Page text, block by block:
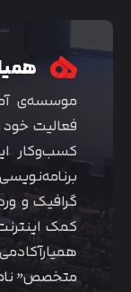
فعالیت خود
کسب‌و‌کار
گرافیک و
کمک
متخصص”